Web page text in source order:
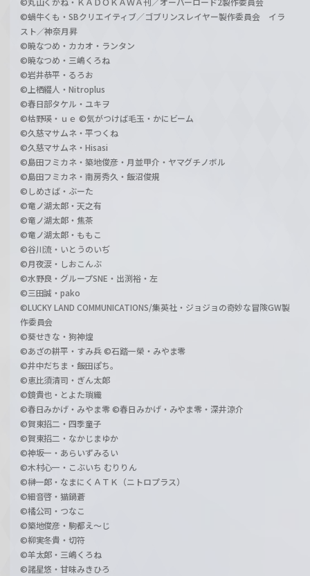
©蝸牛くも・SBクリエイティブ／ゴブリンスレイヤー製作委員会 イラ
スト／神奈月昇
©暁なつめ・カカオ・ランタン
©暁なつめ・三嶋くろね
©岩井恭平・るろお
©上栖綴人・Nitroplus
©春日部タケル・ユキヲ
©枯野瑛・ｕｅ ©気がつけば毛玉・かにビーム
©久慈マサムネ・平つくね
©久慈マサムネ・Hisasi
©島田フミカネ・築地俊彦・月並甲介・ヤマグチノボル
©島田フミカネ・南房秀久・飯沼俊規
©しめさば・ぶーた
©竜ノ湖太郎・天之有
©竜ノ湖太郎・焦茶
©竜ノ湖太郎・ももこ
©谷川流・いとうのいぢ
©月夜涙・しおこんぶ
©水野良・グループSNE・出渕裕・左
©三田誠・pako
©LUCKY LAND COMMUNICATIONS/集英社・ジョジョの奇妙な冒険GW製
作委員会
©葵せきな・狗神煌
©あざの耕平・すみ兵 ©石踏一榮・みやま零
©井中だちま・飯田ぽち。
©恵比須清司・ぎん太郎
©鏡貴也・とよた瑣織
©春日みかげ・みやま零 ©春日みかげ・みやま零・深井涼介
©賀東招二・四季童子
©賀東招二・なかじまゆか
©神坂一・あらいずみるい
©木村心一・こぶいち むりりん
©榊一郎・なまにくＡＴＫ（ニトロプラス）
©細音啓・猫鍋蒼
©橘公司・つなこ
©築地俊彦・駒都え～じ
©柳実冬貴・切符
©羊太郎・三嶋くろね
©諸星悠・甘味みきひろ